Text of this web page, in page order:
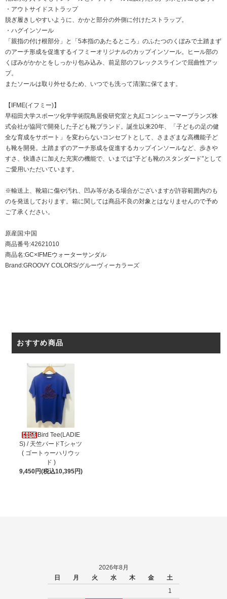
・アウトサイドストラップ
脱ぎ履きしやすいように、かかと部分の外側に付けたストラップ。
・ハグインソール
「親指の付け根部分」と「5本指のあたるところ」のふたつのくぼみで土踏まず
のアーチ形成を促進するイフミーオリジナルのカップインソール。ヒール部の
くぼみがかかとをしっかり包み込み、前足部のフレックスラインで屈曲性アッ
プ。
またソールは取り外せるため、いつでも洗って清潔に保てます。
【IFME(イフミー)】
早稲田大学スポーツ化学学術院鳥居俊研究室と丸紅コンシューマーブランズ株
式会社が協同で開発した子ども靴ブランド。誕生以来20年、「子どもの足の健
全な育成をサポート」を変わらないコンセプトとして、さまざまな高機能子ど
も靴を開発。土踏まずのアーチ形成を促進するカップインソールなど、歩きや
すさ、快適さに加えた充実の機能で、いまでは"子ども靴のスタンダード"として
ご愛用いただいています。
※輸送上、靴箱に傷や汚れ、凹み等がある場合がございますが許容範囲内のも
のを発送しております。箱に関しては商品不良の対象とはなりませんので予め
ご了承ください。
原産国:中国
商品番号:42621010
商品名:GC×IFMEウォーターサンダル
Brand:GROOVY COLORS/グルーヴィーカラーズ
おすすめ商品
Bird Tee(LADIE
S) / 天竺バードTシャツ
( ゴートゥーハリウッ
ド )
9,450円(税込10,395円)
2026年8月
日
月 火 水 木 金
土
1